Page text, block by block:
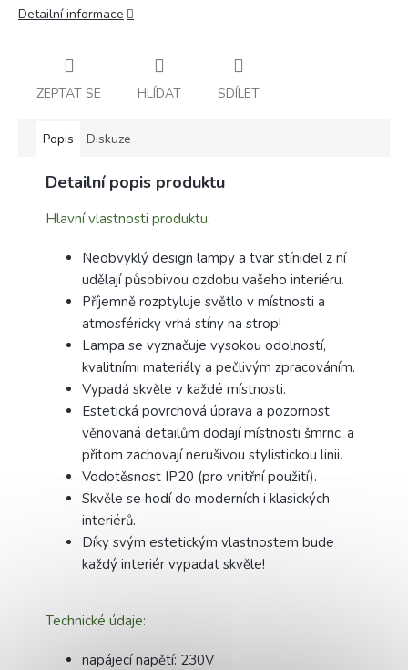
Detailní informace
ZEPTAT SE HLÍDAT SDÍLET
Popis Diskuze
Detailní popis produktu
Hlavní vlastnosti produktu:
Neobvyklý design lampy a tvar stínidel z ní
udělají působivou ozdobu vašeho interiéru.
Příjemně rozptyluje světlo v místnosti a
atmosféricky vrhá stíny na strop!
Lampa se vyznačuje vysokou odolností,
kvalitními materiály a pečlivým zpracováním.
Vypadá skvěle v každé místnosti.
Estetická povrchová úprava a pozornost
věnovaná detailům dodají místnosti šmrnc, a
přitom zachovají nerušivou stylistickou linii.
Vodotěsnost IP20 (pro vnitřní použití).
Skvěle se hodí do moderních i klasických
interiérů.
Díky svým estetickým vlastnostem bude
každý interiér vypadat skvěle!
Technické údaje:
napájecí napětí: 230V